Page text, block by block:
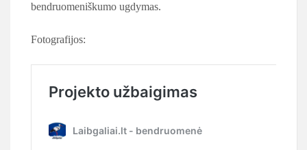
bendruomeniškumo ugdymas.
Fotografijos: